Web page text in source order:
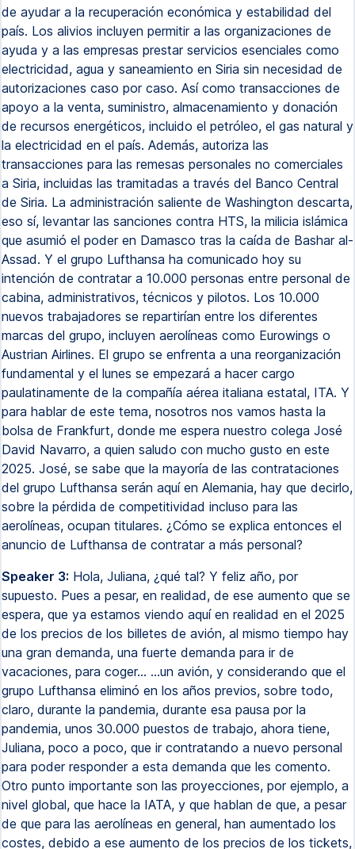
de ayudar a la recuperación económica y estabilidad del
país. Los alivios incluyen permitir a las organizaciones de
ayuda y a las empresas prestar servicios esenciales como
electricidad, agua y saneamiento en Siria sin necesidad de
autorizaciones caso por caso. Así como transacciones de
apoyo a la venta, suministro, almacenamiento y donación
de recursos energéticos, incluido el petróleo, el gas natural y
la electricidad en el país. Además, autoriza las
transacciones para las remesas personales no comerciales
a Siria, incluidas las tramitadas a través del Banco Central
de Siria. La administración saliente de Washington descarta,
eso sí, levantar las sanciones contra HTS, la milicia islámica
que asumió el poder en Damasco tras la caída de Bashar al-
Assad. Y el grupo Lufthansa ha comunicado hoy su
intención de contratar a 10.000 personas entre personal de
cabina, administrativos, técnicos y pilotos. Los 10.000
nuevos trabajadores se repartirían entre los diferentes
marcas del grupo, incluyen aerolíneas como Eurowings o
Austrian Airlines. El grupo se enfrenta a una reorganización
fundamental y el lunes se empezará a hacer cargo
paulatinamente de la compañía aérea italiana estatal, ITA. Y
para hablar de este tema, nosotros nos vamos hasta la
bolsa de Frankfurt, donde me espera nuestro colega José
David Navarro, a quien saludo con mucho gusto en este
2025. José, se sabe que la mayoría de las contrataciones
del grupo Lufthansa serán aquí en Alemania, hay que decirlo,
sobre la pérdida de competitividad incluso para las
aerolíneas, ocupan titulares. ¿Cómo se explica entonces el
anuncio de Lufthansa de contratar a más personal?
Speaker 3: Hola, Juliana, ¿qué tal? Y feliz año, por
supuesto. Pues a pesar, en realidad, de ese aumento que se
espera, que ya estamos viendo aquí en realidad en el 2025
de los precios de los billetes de avión, al mismo tiempo hay
una gran demanda, una fuerte demanda para ir de
vacaciones, para coger... ...un avión, y considerando que el
grupo Lufthansa eliminó en los años previos, sobre todo,
claro, durante la pandemia, durante esa pausa por la
pandemia, unos 30.000 puestos de trabajo, ahora tiene,
Juliana, poco a poco, que ir contratando a nuevo personal
para poder responder a esta demanda que les comento.
Otro punto importante son las proyecciones, por ejemplo, a
nivel global, que hace la IATA, y que hablan de que, a pesar
de que para las aerolíneas en general, han aumentado los
costes, debido a ese aumento de los precios de los tickets,